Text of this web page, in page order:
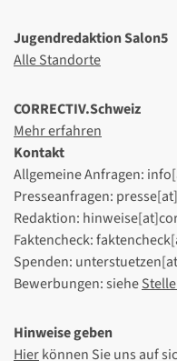
Jugendredaktion Salon5
Alle Standorte
CORRECTIV.Schweiz
Mehr erfahren
Kontakt
Allgemeine Anfragen:
Presseanfragen:
Redaktion:
Faktencheck:
Spenden:
Bewerbungen: siehe
Hinweise geben
Hierkönnen Sie uns auf